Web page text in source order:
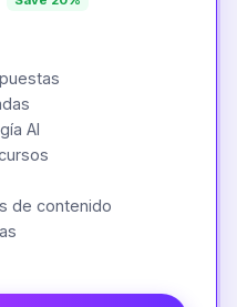
AI
de contenido